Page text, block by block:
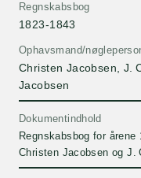
Ophavsmand/
Christen Jacobsen, J.
Jacobsen
Regnskabsbog
1823-1843
Dokumentindhold
Regnskabsbog for
Christen Jacobsen og J.